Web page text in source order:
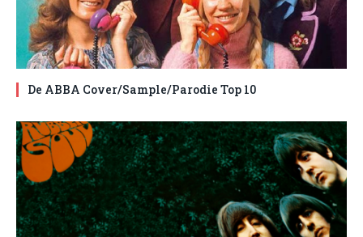
De ABBA Cover/Sample/Parodie Top 10